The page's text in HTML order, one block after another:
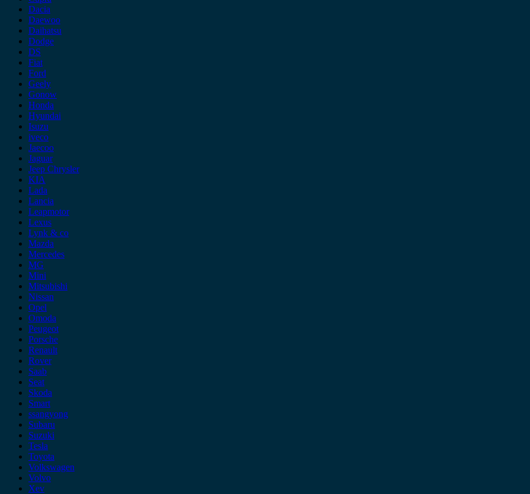
Dacia
Daewoo
Daihatsu
Dodge
DS
Fiat
Ford
Geely
Gonow
Honda
Hyundai
Isuzu
iveco
Jaecoo
Jaguar
Jeep Chrysler
KIA
Lada
Lancia
Leapmotor
Lexus
Lynk & co
Mazda
Mercedes
MG
Mini
Mitsubishi
Nissan
Opel
Omoda
Peugeot
Porsche
Renault
Rover
Saab
Seat
Skoda
Smart
ssangyong
Subaru
Suzuki
Tesla
Toyota
Volkswagen
Volvo
Xev